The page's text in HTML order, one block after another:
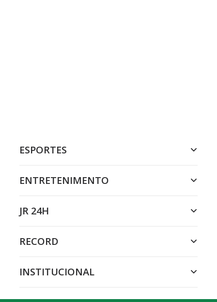
ESPORTES
ENTRETENIMENTO
JR 24H
RECORD
INSTITUCIONAL